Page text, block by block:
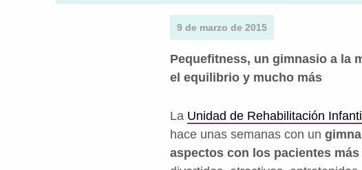
9 de marzo de 2015
Pequefitness, un gimnasio a la
el equilibrio y mucho más
La Unidad de Rehabilitación
hace unas semanas con un
aspectos con los pacientes